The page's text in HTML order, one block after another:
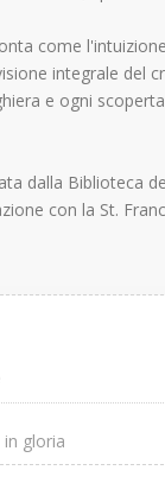
come
integrale del
e ogni
dalla Biblioteca
con la St.
in gloria